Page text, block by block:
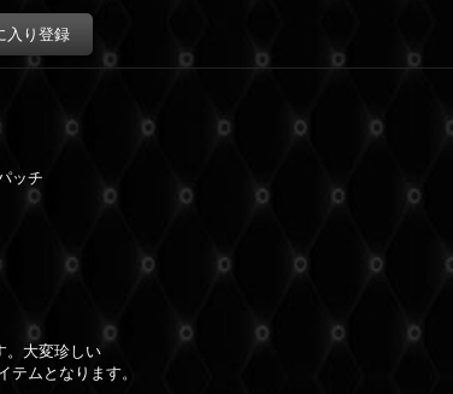
入り登録
ッチ
。大変珍しい
テムとなります。